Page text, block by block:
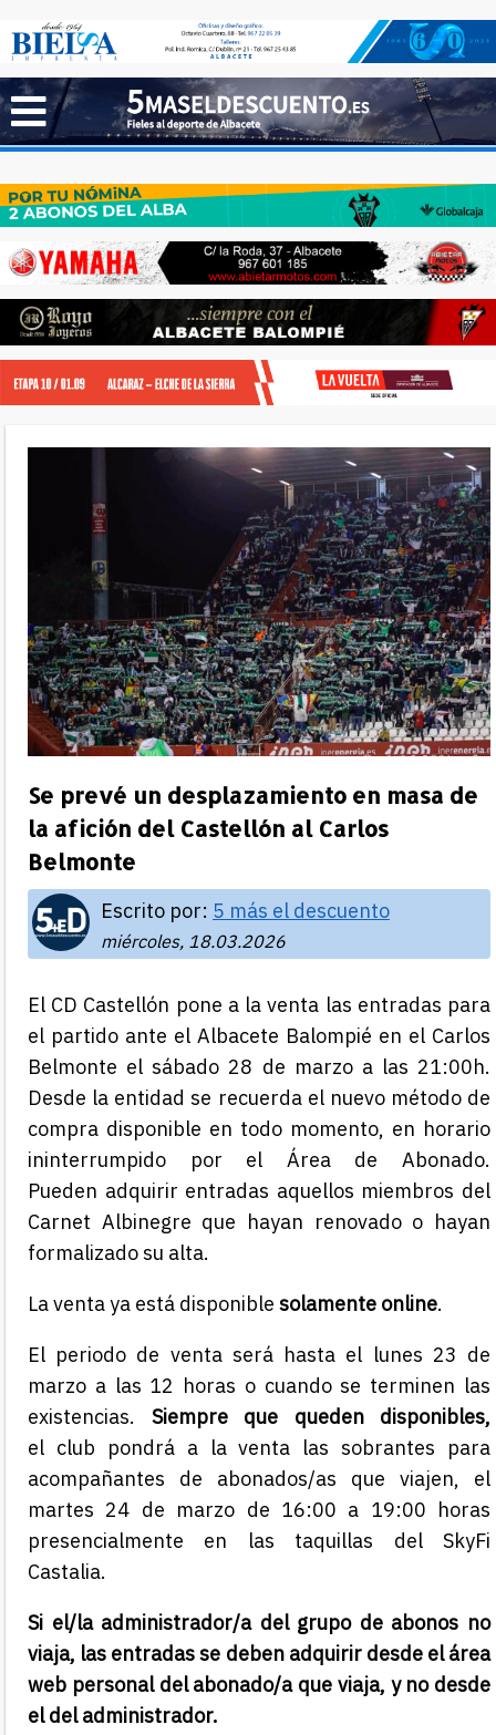
Se prevé un desplazamiento en masa de
la afición del Castellón al Carlos
Belmonte
Escrito por: 5 más el descuento
miércoles, 18.03.2026
El CD Castellón pone a la venta las entradas para
el partido ante el Albacete Balompié en el Carlos
Belmonte el sábado 28 de marzo a las 21:00h.
Desde la entidad se recuerda el nuevo método de
compra disponible en todo momento, en horario
ininterrumpido por el Área de Abonado.
Pueden adquirir entradas aquellos miembros del
Carnet Albinegre que hayan renovado o hayan
formalizado su alta.
La venta ya está disponible solamente online.
El periodo de venta será hasta el lunes 23 de
marzo a las 12 horas o cuando se terminen las
existencias. Siempre que queden disponibles,
el club pondrá a la venta las sobrantes para
acompañantes de abonados/as que viajen, el
martes 24 de marzo de 16:00 a 19:00 horas
presencialmente en las taquillas del SkyFi
Castalia.
Si el/la administrador/a del grupo de abonos no
viaja, las entradas se deben adquirir desde el área
web personal del abonado/a que viaja, y no desde
el del administrador.